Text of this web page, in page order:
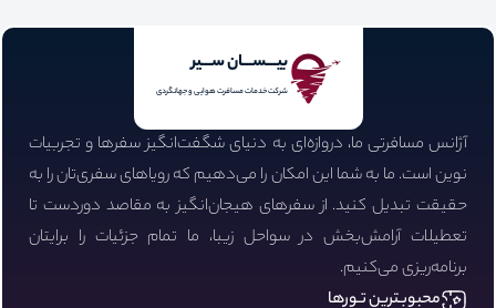
بیـــســـان ســـیر
شرکت خدمات مسافرت هوایی و جهانگردی
آژانس مسافرتی ما، دروازه‌ای به دنیای شگفت‌انگیز سفرها و تجربیات
نوین است. ما به شما این امکان را می‌دهیم که رویاهای سفری‌تان را به
حقیقت تبدیل کنید. از سفرهای هیجان‌انگیز به مقاصد دوردست تا
تعطیلات آرامش‌بخش در سواحل زیبا، ما تمام جزئیات را برایتان
برنامه‌ریزی می‌کنیم.
محبوبـترین تـورها